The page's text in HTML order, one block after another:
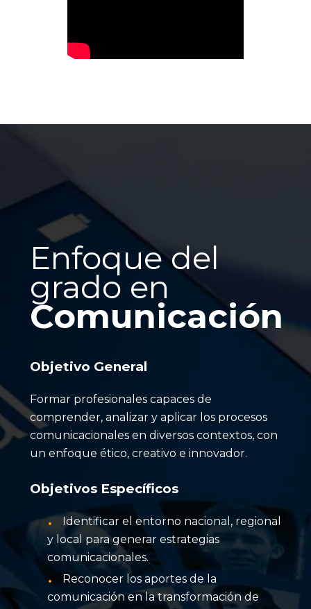
Enfoque del
grado en
Comunicación
Objetivo General
Formar profesionales capaces de
comprender, analizar y aplicar los procesos
comunicacionales en diversos contextos, con
un enfoque ético, creativo e innovador.
Objetivos Específicos
Identificar el entorno nacional, regional
y local para generar estrategias
comunicacionales.
Reconocer los aportes de la
comunicación en la transformación de